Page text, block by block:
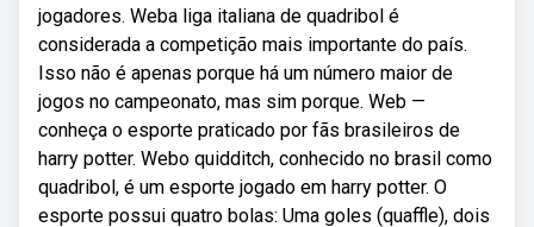
jogadores. Weba liga italiana de quadribol é
considerada a competição mais importante do país.
Isso não é apenas porque há um número maior de
jogos no campeonato, mas sim porque. Web —
conheça o esporte praticado por fãs brasileiros de
harry potter. Webo quidditch, conhecido no brasil como
quadribol, é um esporte jogado em harry potter. O
esporte possui quatro bolas: Uma goles (quaffle), dois